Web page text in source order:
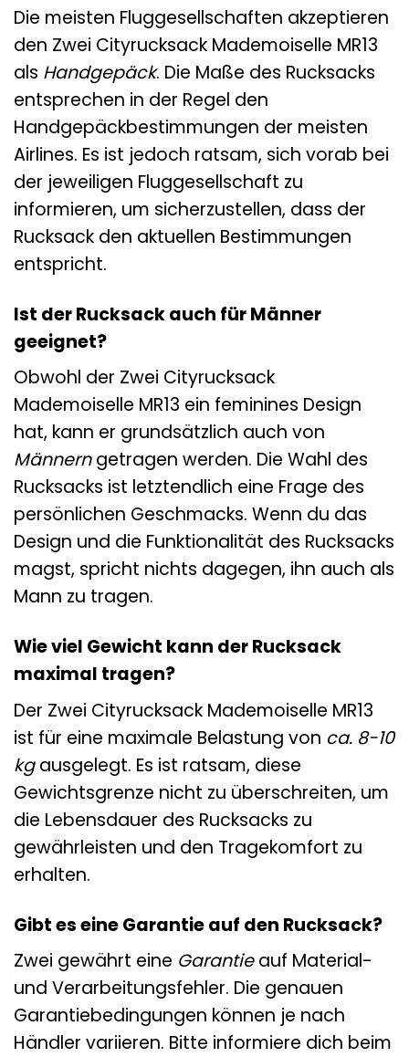
Die meisten Fluggesellschaften akzeptieren
den Zwei Cityrucksack Mademoiselle MR13
als Handgepäck. Die Maße des Rucksacks
entsprechen in der Regel den
Handgepäckbestimmungen der meisten
Airlines. Es ist jedoch ratsam, sich vorab bei
der jeweiligen Fluggesellschaft zu
informieren, um sicherzustellen, dass der
Rucksack den aktuellen Bestimmungen
entspricht.
Ist der Rucksack auch für Männer
geeignet?
Obwohl der Zwei Cityrucksack
Mademoiselle MR13 ein feminines Design
hat, kann er grundsätzlich auch von
Männerngetragen werden. Die Wahl des
Rucksacks ist letztendlich eine Frage des
persönlichen Geschmacks. Wenn du das
Design und die Funktionalität des Rucksacks
magst, spricht nichts dagegen, ihn auch als
Mann zu tragen.
Wie viel Gewicht kann der Rucksack
maximal tragen?
Der Zwei Cityrucksack Mademoiselle MR13
ist für eine maximale Belastung von ca. 8-10
kgausgelegt. Es ist ratsam, diese
Gewichtsgrenze nicht zu überschreiten, um
die Lebensdauer des Rucksacks zu
gewährleisten und den Tragekomfort zu
erhalten.
Gibt es eine Garantie auf den Rucksack?
Zwei gewährt eine Garantieauf Material-
und Verarbeitungsfehler. Die genauen
Garantiebedingungen können je nach
Händler variieren. Bitte informiere dich beim